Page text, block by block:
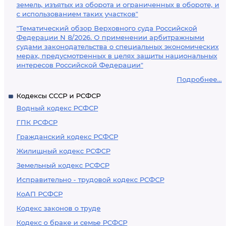
земель, изъятых из оборота и ограниченных в обороте, и
с использованием таких участков"
"Тематический обзор Верховного суда Российской
Федерации N 8/2026. О применении арбитражными
судами законодательства о специальных экономических
мерах, предусмотренных в целях защиты национальных
интересов Российской Федерации"
Подробнее...
Кодексы СССР и РСФСР
Водный кодекс РСФСР
ГПК РСФСР
Гражданский кодекс РСФСР
Жилищный кодекс РСФСР
Земельный кодекс РСФСР
Исправительно - трудовой кодекс РСФСР
КоАП РСФСР
Кодекс законов о труде
Кодекс о браке и семье РСФСР